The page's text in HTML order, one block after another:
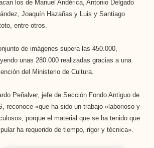
los de Manuel Andérica, Antonio Delgado
Joaquín Hazañas y Luis y Santiago
entre otros.
de imágenes supera las 450.000,
unas 280.000 realizadas gracias a una
del Ministerio de Cultura.
Peñalver, jefe de Sección Fondo Antiguo de
reconoce «que ha sido un trabajo «laborioso y
porque el material que se ha tenido que
ha requerido de tiempo, rigor y técnica».